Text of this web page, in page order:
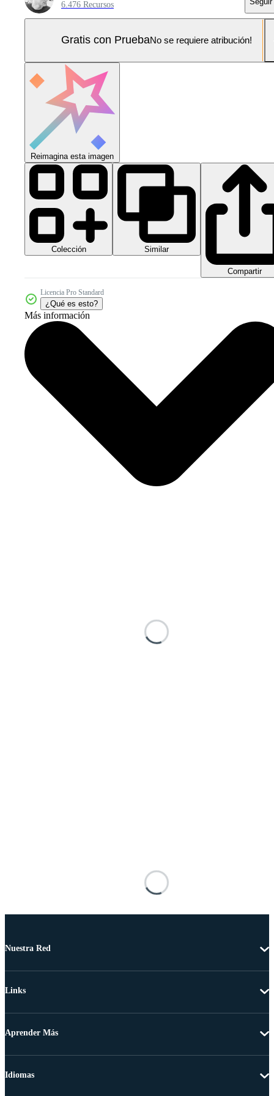
6.476 Recursos
Gratis con PruebaNo se requiere atribución!
Reimagina esta imagen
Colección Similar
Compartir
Licencia Pro Standard
¿Qué es esto?
Más información
Nuestra Red
Links
Aprender Más
Idiomas